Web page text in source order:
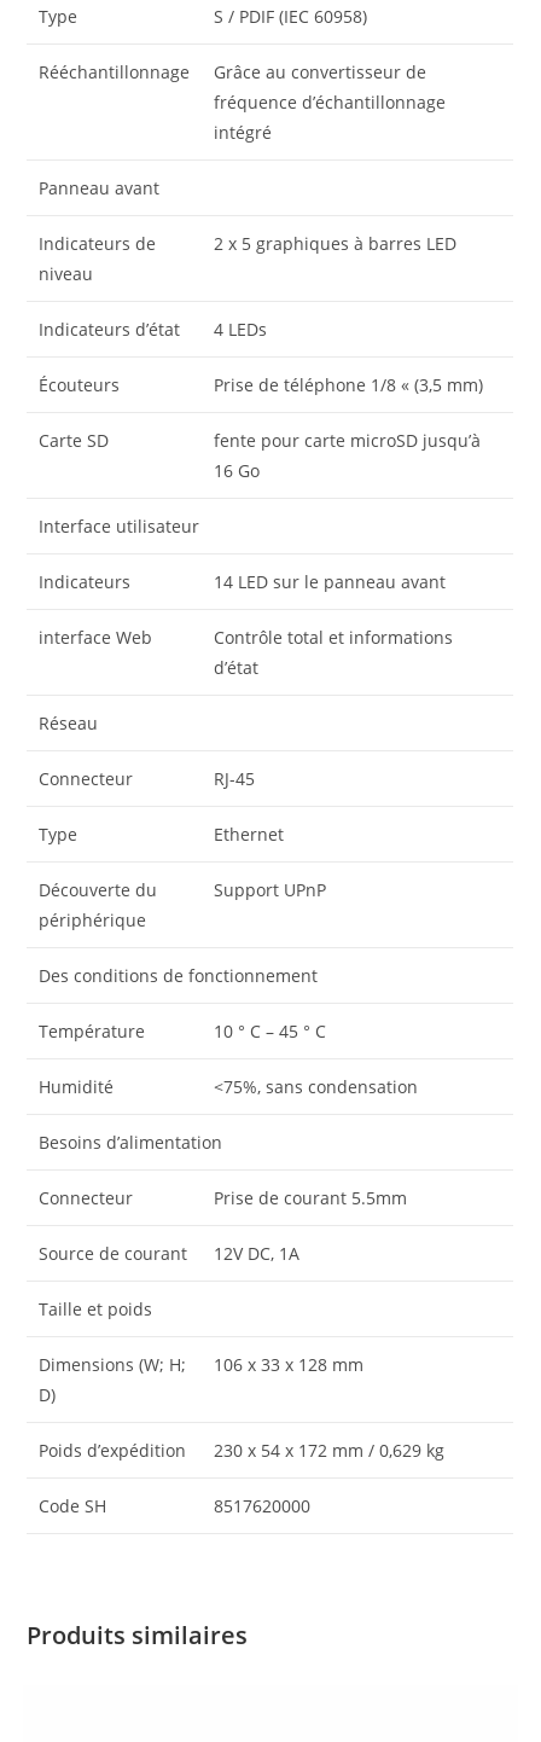
Type S / PDIF (IEC 60958)
Rééchantillonnage
Grâce au convertisseur de
fréquence d’échantillonnage
intégré
Panneau avant
Indicateurs de
niveau
2 x 5 graphiques à barres LED
Indicateurs d’état 4 LEDs
Écouteurs Prise de téléphone 1/8 « (3,5 mm)
Carte SD
fente pour carte microSD jusqu’à
16 Go
Interface utilisateur
Indicateurs 14 LED sur le panneau avant
interface Web
Contrôle total et informations
d’état
Réseau
Connecteur RJ-45
Type Ethernet
Découverte du
périphérique
Support UPnP
Des conditions de fonctionnement
Température 10 ° C – 45 ° C
Humidité <75%, sans condensation
Besoins d’alimentation
Connecteur Prise de courant 5.5mm
Source de courant 12V DC, 1A
Taille et poids
Dimensions (W; H;
D)
106 x 33 x 128 mm
Poids d’expédition 230 x 54 x 172 mm / 0,629 kg
Code SH 8517620000
Produits similaires